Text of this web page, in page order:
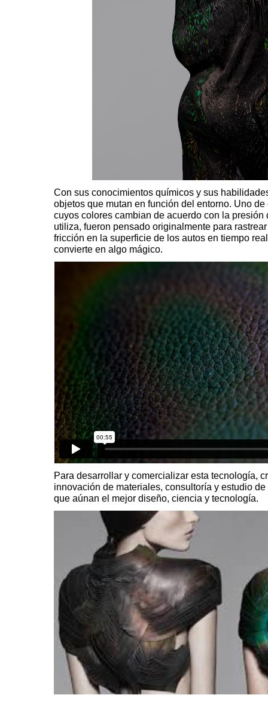
Con sus conocimientos químicos y sus
objetos que mutan en función del entorno. Uno de
cuyos colores cambian de acuerdo con la
utiliza, fueron pensado originalmente para
fricción en la superficie de los autos en tiempo
convierte en algo mágico.
Para desarrollar y comercializar esta tecnología,
innovación de materiales, consultoría y estudio
que aúnan el mejor diseño, ciencia y tecnología.